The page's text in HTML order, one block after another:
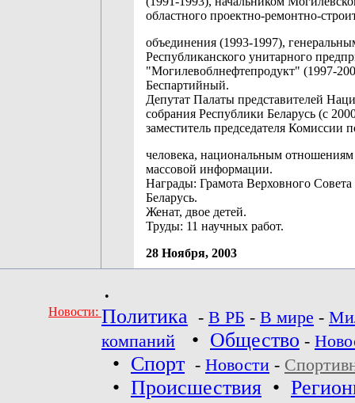
областного проектно-ремонтно-
объединения (1993-1997),
Республиканского унитарного
"Могилевоблнефтепродукт" (1997-
Беспартийный.
Депутат Палаты представителей
собрания Республики Беларусь (с
заместитель председателя Комиссии
человека, национальным отношениям
массовой информации.
Награды: Грамота Верховного
Беларусь.
Женат, двое детей.
Труды: 11 научных работ.
28 Ноября, 2003
•
Новости: Политика - В РБ - В мире -
компаний
• Общество -
• Спорт - Новости -
• Происшествия •